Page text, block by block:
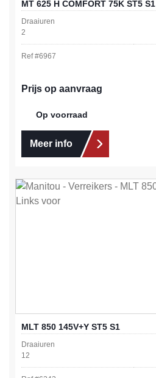
MT 625 H COMFORT 75K ST5 S1
Draaiuren
2
Ref #6967
Prijs op aanvraag
Op voorraad
Meer info
MLT 850 145V+Y ST5 S1
Draaiuren
12